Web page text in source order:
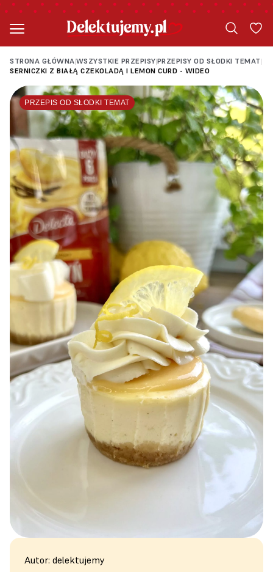
STRONA GŁÓWNA|WSZYSTKIE PRZEPISY|PRZEPISY OD SŁODKI TEMAT|
SERNICZKI Z BIAŁĄ CZEKOLADĄ I LEMON CURD - WIDEO
PRZEPIS OD SŁODKI TEMAT
Autor: delektujemy